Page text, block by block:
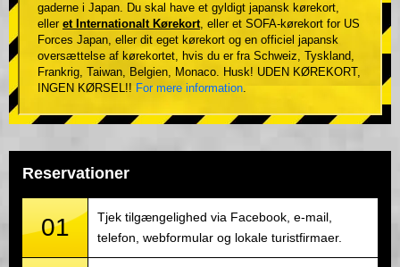
gaderne i Japan. Du skal have et gyldigt japansk kørekort,
eller et Internationalt Kørekort, eller et SOFA-kørekort for US
Forces Japan, eller dit eget kørekort og en officiel japansk
oversættelse af kørekortet, hvis du er fra Schweiz, Tyskland,
Frankrig, Taiwan, Belgien, Monaco. Husk! UDEN KØREKORT,
INGEN KØRSEL!! For mere information.
Reservationer
01
Tjek tilgængelighed via Facebook, e-mail,
telefon, webformular og lokale turistfirmaer.